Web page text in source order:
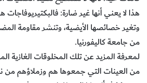
هذا لا يعني أنها غير ضارة:
وتغير خصائصها الأيضية، وتنشر مقاومة
من جامعة كاليفورنيا.